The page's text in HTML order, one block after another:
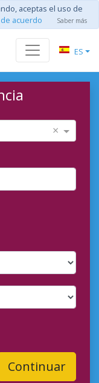
aceptas el uso de
acuerdo Saber más
ES
×
Continuar